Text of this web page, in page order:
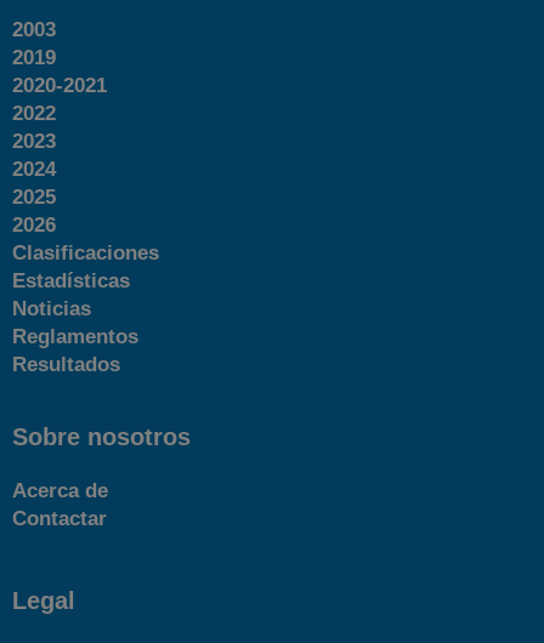
2003
2019
2020-2021
2022
2023
2024
2025
2026
Clasificaciones
Estadísticas
Noticias
Reglamentos
Resultados
Sobre nosotros
Acerca de
Contactar
Legal